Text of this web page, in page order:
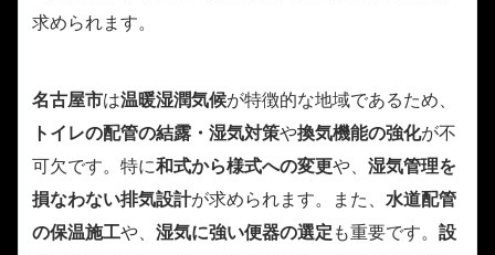
求められます。
名古屋市は温暖湿潤気候が特徴的な地域であるため、
トイレの配管の結露・湿気対策や換気機能の強化が不
可欠です。特に和式から様式への変更や、 湿気管理を
損なわない排気設計が求められます。また、 水道配管
の保温施工や、 湿気に強い便器の選定 も重要です。 設